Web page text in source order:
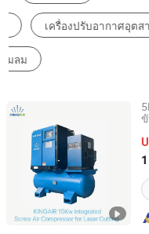
สโครลคอมเพรสเซอร์
Shanghai Kingair
Shanghai, China